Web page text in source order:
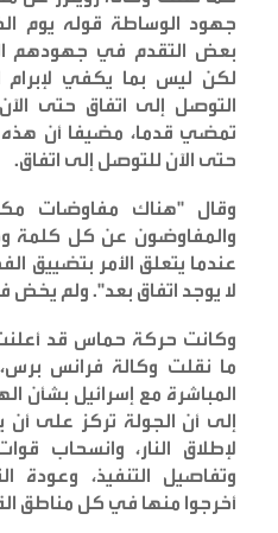
جهود الوساطة قوله يوم
بعض التقدم في جهودهم
لكن ليس بما يكفي لإبرام
التوصل إلى اتفاق حتى
تمضي قدما، مضيفا أن هذه
حتى الآن للتوصل إلى اتفاق.
وقال "هناك مفاوضات
والمفاوضون عن كل كلمة
عندما يتعلق الأمر بتضييق
لا يوجد اتفاق بعد". ولم
وكانت حركة حماس قد
ما نقلت وكالة فرانس
المباشرة مع إسرائيل بشأن
إلى أن الجولة تركز على أن
لإطلاق النار، وانسحاب
وتفاصيل التنفيذ، وعودة
أخرجوا منها في كل مناطق